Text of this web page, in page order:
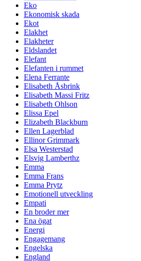
Eko
Ekonomisk skada
Ekot
Elakhet
Elakheter
Eldslandet
Elefant
Elefanten i rummet
Elena Ferrante
Elisabeth Åsbrink
Elisabeth Massi Fritz
Elisabeth Ohlson
Elissa Epel
Elizabeth Blackburn
Ellen Lagerblad
Ellinor Grimmark
Elsa Westerstad
Elsvig Lamberthz
Emma
Emma Frans
Emma Prytz
Emotionell utveckling
Empati
En broder mer
Ena ögat
Energi
Engagemang
Engelska
England